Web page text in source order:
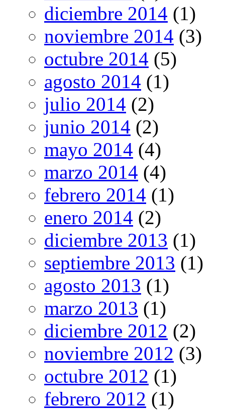
diciembre 2014 (1)
noviembre 2014 (3)
octubre 2014 (5)
agosto 2014 (1)
julio 2014 (2)
junio 2014 (2)
mayo 2014 (4)
marzo 2014 (4)
febrero 2014 (1)
enero 2014 (2)
diciembre 2013 (1)
septiembre 2013 (1)
agosto 2013 (1)
marzo 2013 (1)
diciembre 2012 (2)
noviembre 2012 (3)
octubre 2012 (1)
febrero 2012 (1)